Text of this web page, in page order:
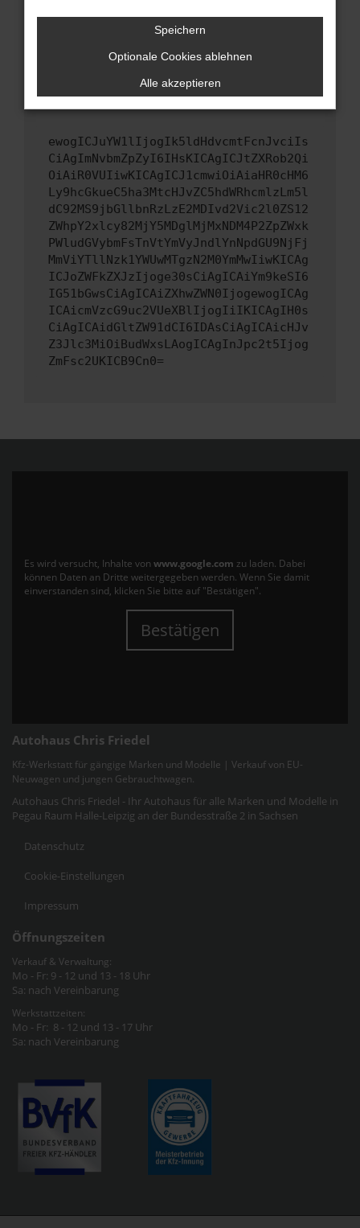
Wende dich an den Webseitenbetreiber.
Wenn du alle oben genannten Schritte versucht
hast, kontaktiere uns bitte. Wir werden
versuchen, das Problem zu beheben. Du kannst
uns diesen Text schicken, um uns bei der
ewogICJuYW1lIjogIk5ldHdvcmtFcnJvciIs
CiAgImNvbmZpZyI6IHsKICAgICJtZXRob2Qi
OiAiR0VUIiwKICAgICJ1cmwiOiAiaHR0cHM6
Ly9hcGkueC5ha3MtcHJvZC5hdWRhcmlzLm5l
dC92MS9jbGllbnRzLzE2MDIvd2Vic2l0ZS12
ZWhpY2xlcy82MjY5MDglMjMxNDM4P2ZpZWxk
PWludGVybmFsTnVtYmVyJndlYnNpdGU9NjFj
MmViYTllNzk1YWUwMTgzN2M0YmMwIiwKICAg
ICJoZWFkZXJzIjoge30sCiAgICAiYm9keSI6
IG51bGwsCiAgICAiZXhwZWN0IjogewogICAg
ICAicmVzcG9uc2VUeXBlIjogIiIKICAgIH0s
CiAgICAidGltZW91dCI6IDAsCiAgICAicHJv
Z3Jlc3MiOiBudWxsLAogICAgInJpc2t5Ijog
ZmFsc2UKICB9Cn0=
Es wird versucht, Inhalte von www.google.com zu laden. Dabei
können Daten an Dritte weitergegeben werden. Wenn Sie damit
einverstanden sind, klicken Sie bitte auf "Bestätigen".
Bestätigen
Autohaus Chris Friedel
Kfz-Werkstatt für gängige Marken und Modelle | Verkauf von EU-
Neuwagen und jungen Gebrauchtwagen.
Autohaus Chris Friedel - Ihr Autohaus für alle Marken und Modelle in
Pegau Raum Halle-Leipzig an der Bundesstraße 2 in Sachsen
Datenschutz
Cookie-Einstellungen
Impressum
Öffnungszeiten
Verkauf & Verwaltung:
Mo - Fr: 9 - 12 und 13 - 18 Uhr
Sa: nach Vereinbarung
Werkstattzeiten:
Mo - Fr: 8 - 12 und 13 - 17 Uhr
Sa: nach Vereinbarung
Speichern
Optionale Cookies ablehnen
Alle akzeptieren